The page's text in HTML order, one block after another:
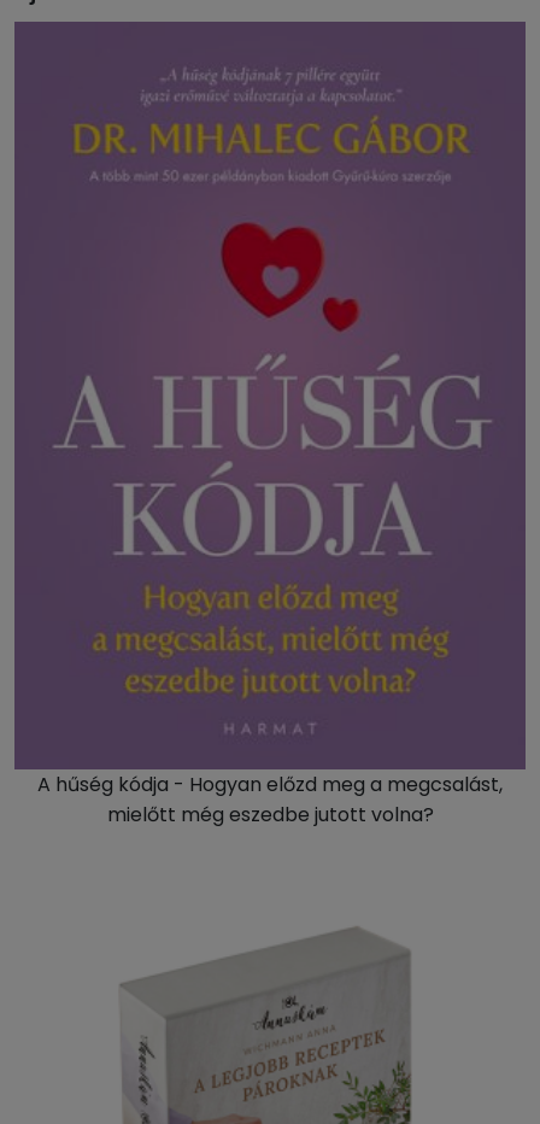
A hűség kódja - Hogyan előzd meg a megcsalást,
mielőtt még eszedbe jutott volna?